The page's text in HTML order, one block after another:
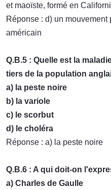
et maoïste, formé en
Réponse : d) un
américain
Q.B.5 : Quelle est la
tiers de la population
a) la peste noire
b) la variole
c) le scorbut
d) le choléra
Réponse : a) la peste noire
Q.B.6 : A qui doit-on
a) Charles de Gaulle